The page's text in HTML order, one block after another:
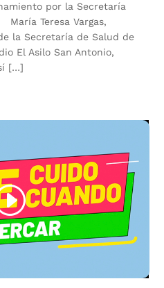
por la Secretaría
Teresa Vargas,
la Secretaría de Salud de
El Asilo San Antonio,
[…]